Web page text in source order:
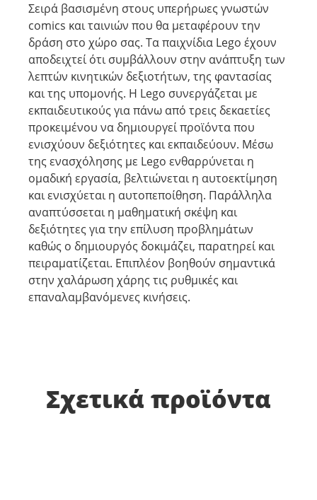
Σειρά βασισμένη στους υπερήρωες γνωστών
comics και ταινιών που θα μεταφέρουν την
δράση στο χώρο σας. Τα παιχνίδια Lego έχουν
αποδειχτεί ότι συμβάλλουν στην ανάπτυξη των
λεπτών κινητικών δεξιοτήτων, της φαντασίας
και της υπομονής. Η Lego συνεργάζεται με
εκπαιδευτικούς για πάνω από τρεις δεκαετίες
προκειμένου να δημιουργεί προϊόντα που
ενισχύουν δεξιότητες και εκπαιδεύουν. Μέσω
της ενασχόλησης με Lego ενθαρρύνεται η
ομαδική εργασία, βελτιώνεται η αυτοεκτίμηση
και ενισχύεται η αυτοπεποίθηση. Παράλληλα
αναπτύσσεται η μαθηματική σκέψη και
δεξιότητες για την επίλυση προβλημάτων
καθώς ο δημιουργός δοκιμάζει, παρατηρεί και
πειραματίζεται. Επιπλέον βοηθούν σημαντικά
στην χαλάρωση χάρης τις ρυθμικές και
επαναλαμβανόμενες κινήσεις.
Σχετικά προϊόντα